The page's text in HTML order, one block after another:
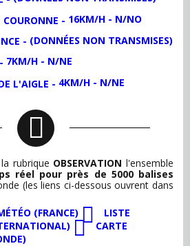
- 16KM/H - N/NO
- (DONNÉES NON TRANSMISES)
7KM/H - N/NE
L'AIGLE - 4KM/H - N/NE
rubrique OBSERVATION l'ensemble
réel pour près de 5000 balises
(les liens ci-dessous ouvrent dans
(FRANCE)
LISTE
CARTE